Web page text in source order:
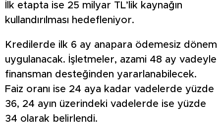
İlk etapta ise 25 milyar TL’lik kaynağın
kullandırılması hedefleniyor.
Kredilerde ilk 6 ay anapara ödemesiz dönem
uygulanacak. İşletmeler, azami 48 ay vadeyle
finansman desteğinden yararlanabilecek.
Faiz oranı ise 24 aya kadar vadelerde yüzde
36, 24 ayın üzerindeki vadelerde ise yüzde
34 olarak belirlendi.